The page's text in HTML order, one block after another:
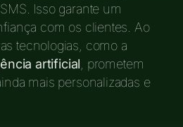
Isso garante um
com os clientes. Ao
tecnologias, como a
artificial , prometem
mais personalizadas e